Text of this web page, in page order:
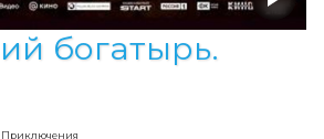
богатырь.
Приключения